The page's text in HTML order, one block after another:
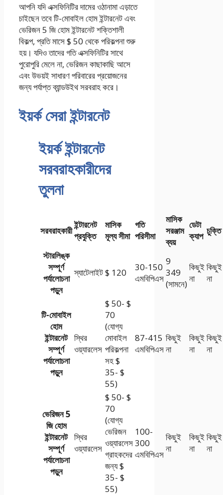
আপনি যদি এক্সফিনিটির দামের ওঠানামা এড়াতে
চাইছেন তবে টি-মোবাইল হোম ইন্টারনেট এবং
ভেরিজন 5 জি হোম ইন্টারনেট শক্তিশালী
বিকল্প, প্রতি মাসে $ 50 থেকে পরিকল্পনা শুরু
হয়। যদিও তাদের গতি এক্সফিনিটির সাথে
পুরোপুরি মেলে না, ভেরিজন কাছাকাছি আসে
এবং উভয়ই সাধারণ পরিবারের প্রয়োজনের
জন্য পর্যাপ্ত ব্যান্ডউইথ সরবরাহ করে।
ইয়র্ক সেরা ইন্টারনেট
ইয়র্ক ইন্টারনেট
সরবরাহকারীদের
তুলনা
সরবরাহকারী
ইন্টারনেট
প্রযুক্তি
মাসিক
মূল্য সীমা
গতি
পরিসীমা
মাসিক
সরঞ্জাম
ব্যয়
ডেটা
ক্যাপ চুক্তি
স্টারলিঙ্ক
সম্পূর্ণ
পর্যালোচনা
পড়ুন
স্যাটেলাইট$ 120
30-150
এমবিপিএস
9
349
(সামনে)
কিছুই
না
কিছুই
না
টি-মোবাইল
হোম
ইন্টারনেট
সম্পূর্ণ
পর্যালোচনা
পড়ুন
স্থির
ওয়্যারলেস
$ 50- $
70
(যোগ্য
মোবাইল
পরিকল্পনা
সহ $
35- $
55)
87-415
এমবিপিএস
কিছুই
না
কিছুই
না
কিছুই
না
ভেরিজন 5
জি হোম
ইন্টারনেট
সম্পূর্ণ
পর্যালোচনা
পড়ুন
স্থির
ওয়্যারলেস
$ 50- $
70
(যোগ্য
ভেরিজন
ওয়্যারলেস
গ্রাহকদের
জন্য $
35- $
55)
100-
300
এমবিপিএস
কিছুই
না
কিছুই
না
কিছুই
না